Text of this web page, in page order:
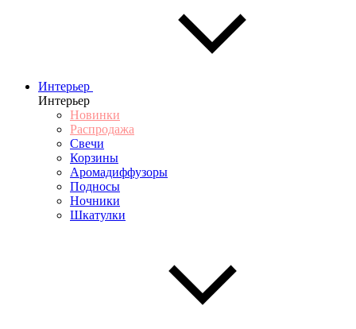
Интерьер
Интерьер
Новинки
Распродажа
Свечи
Корзины
Аромадиффузоры
Подносы
Ночники
Шкатулки